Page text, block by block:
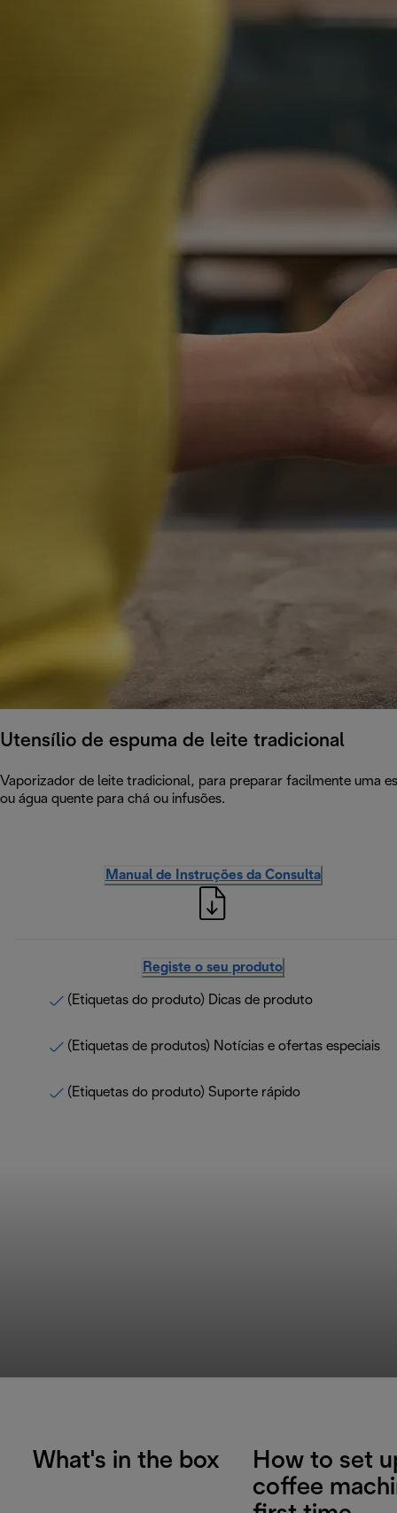
Utensílio de espuma de leite tradicional
Vaporizador de leite tradicional, para preparar facilmente uma
ou água quente para chá ou infusões.
Manual de Instruções da Consulta
Registe o seu produto
(Etiquetas do produto) Dicas de produto
(Etiquetas de produtos) Notícias e ofertas especiais
(Etiquetas do produto) Suporte rápido
What's in the box
How to set
coffee